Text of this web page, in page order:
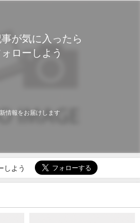
が気に入ったら
ローしよう
情報をお届けします
しよう